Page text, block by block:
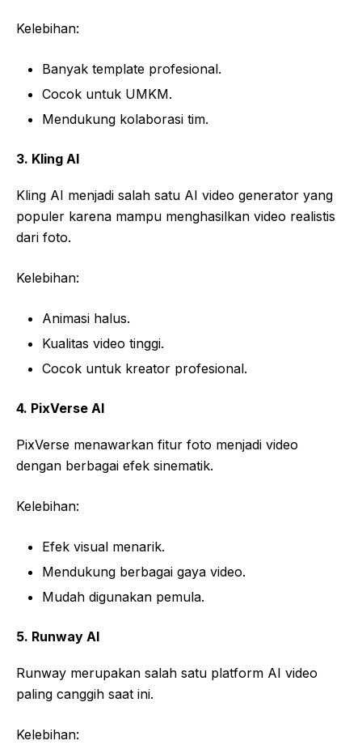
Kelebihan:
Banyak template profesional.
Cocok untuk UMKM.
Mendukung kolaborasi tim.
3. Kling AI
Kling AI menjadi salah satu AI video generator yang
populer karena mampu menghasilkan video realistis
dari foto.
Kelebihan:
Animasi halus.
Kualitas video tinggi.
Cocok untuk kreator profesional.
4. PixVerse AI
PixVerse menawarkan fitur foto menjadi video
dengan berbagai efek sinematik.
Kelebihan:
Efek visual menarik.
Mendukung berbagai gaya video.
Mudah digunakan pemula.
5. Runway AI
Runway merupakan salah satu platform AI video
paling canggih saat ini.
Kelebihan: